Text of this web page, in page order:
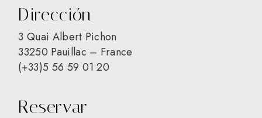
Dirección
3 Quai Albert Pichon
33250 Pauillac – France
(+33)5 56 59 01 20
Reservar